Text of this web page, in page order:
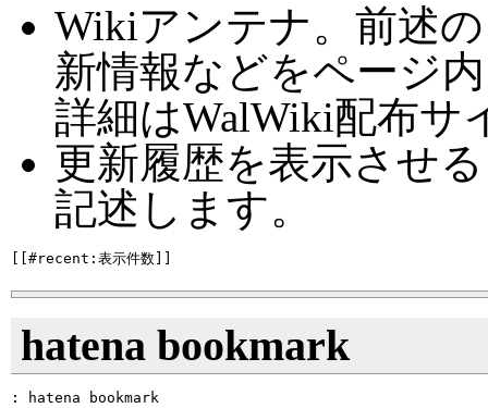
Wikiアンテナ。前述
新情報などをページ
詳細はWalWiki配布サ
更新履歴を表示させ
記述します。
hatena bookmark
: hatena bookmark